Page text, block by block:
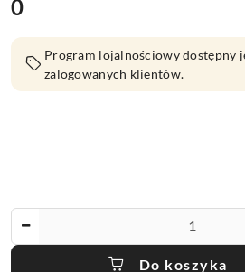
Cena:
0
Program lojalnościowy dostępny
zalogowanych klientów.
Do koszyka